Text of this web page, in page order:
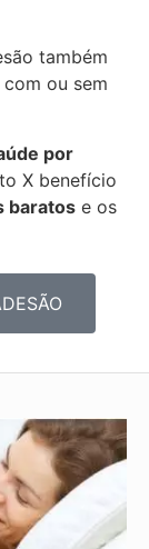
também
ou sem
por
X benefício
baratos e os